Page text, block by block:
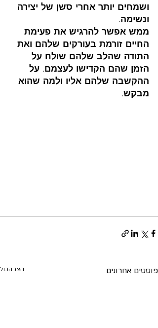
ושמחים יותר אחרי סשן של יצירה
ונשימה.
ממש אפשר להרגיש את פעימת
החיים זורמת בעורקים שלהם ואת
התודה שהלב שלהם שולח על
הזמן שהם הקדישו לעצמם. על
ההקשבה שלהם אליו ולמה שהוא
מבקש.
פוסטים אחרונים הצג הכול